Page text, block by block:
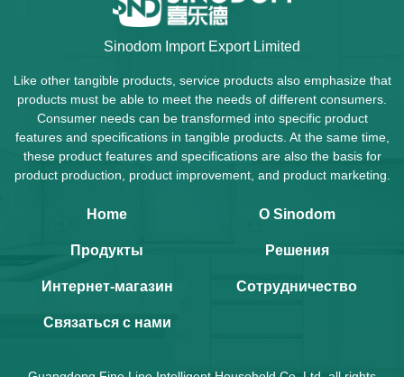
Sinodom Import Export Limited
Like other tangible products, service products also emphasize that
products must be able to meet the needs of different consumers.
Consumer needs can be transformed into specific product
features and specifications in tangible products. At the same time,
these product features and specifications are also the basis for
product production, product improvement, and product marketing.
Home О Sinodom
Продукты Решения
Интернет-магазин Сотрудничество
Связаться с нами